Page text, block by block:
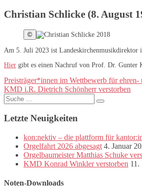
Christian Schlicke (8. August
©
Am 5. Juli 2023 ist Landeskirchenmusikdirektor
Hier gibt es einen Nachruf von Prof. Dr. Gunter
Beitragsnavigation
Preisträger*innen im Wettbewerb für
KMD i.R. Dietrich Schönherr verstorben
Suche
nach:
Letzte Neuigkeiten
kon:nektiv – die plattform für
Orgelfahrt 2026 abgesagt 4. Januar
Orgelbaumeister Matthias Schuke
KMD Konrad Winkler verstorben 11.
Noten-Downloads